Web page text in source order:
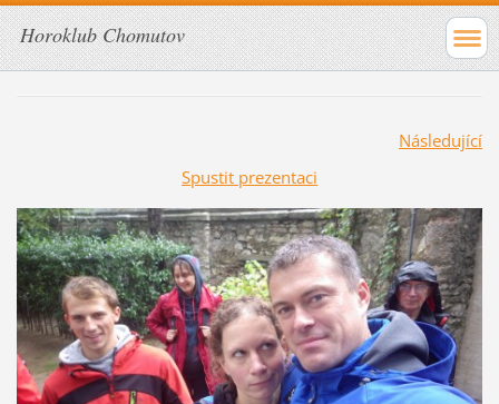
Horoklub Chomutov
Následující
Spustit prezentaci